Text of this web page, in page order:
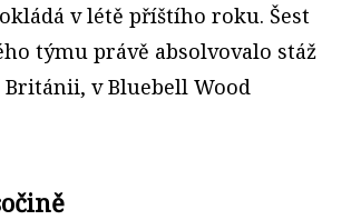
v létě příštího roku. Šest
týmu právě absolvovalo stáž
v Bluebell Wood